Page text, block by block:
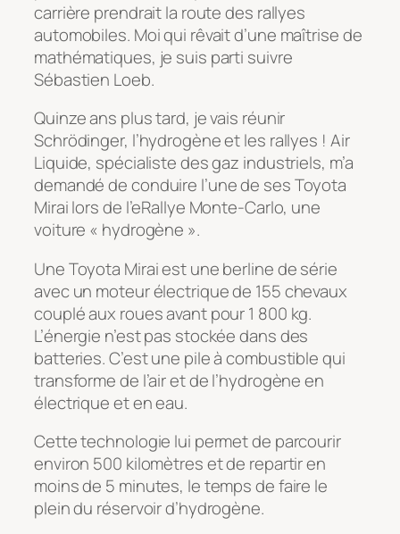
carrière prendrait la route des rallyes
automobiles. Moi qui rêvait d’une maîtrise de
mathématiques, je suis parti suivre
Sébastien Loeb.
Quinze ans plus tard, je vais réunir
Schrödinger, l’hydrogène et les rallyes ! Air
Liquide, spécialiste des gaz industriels, m’a
demandé de conduire l’une de ses Toyota
Mirai lors de l’eRallye Monte-Carlo, une
voiture « hydrogène ».
Une Toyota Mirai est une berline de série
avec un moteur électrique de 155 chevaux
couplé aux roues avant pour 1 800 kg.
L’énergie n’est pas stockée dans des
batteries. C’est une pile à combustible qui
transforme de l’air et de l’hydrogène en
électrique et en eau.
Cette technologie lui permet de parcourir
environ 500 kilomètres et de repartir en
moins de 5 minutes, le temps de faire le
plein du réservoir d’hydrogène.